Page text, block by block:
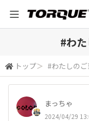
#わ
トップ＞ #わたしの
まっちゃ
2024/04/29